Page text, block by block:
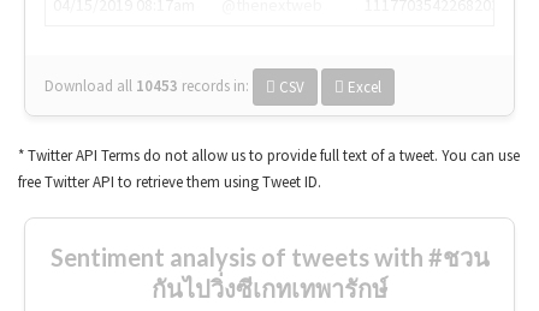
Download all 10453 records in: CSV Excel
* Twitter API Terms do not allow us to provide full text of a tweet. You can use
free Twitter API to retrieve them using Tweet ID.
Sentiment analysis of tweets with #ชวน
กันไปวิ่งซีเกทเทพารักษ์